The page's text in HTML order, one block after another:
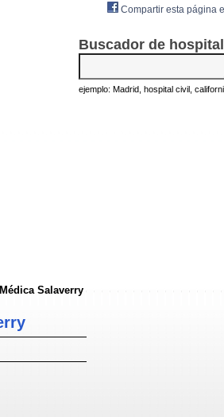
Buscador de
ejemplo: Madrid, hospital civil,
Salaverry
Compartir esta página